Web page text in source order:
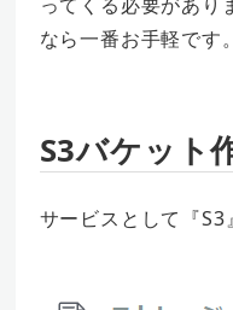
ってくる必要があり
なら一番お手軽です。
S3バケット
サービスとして『S3